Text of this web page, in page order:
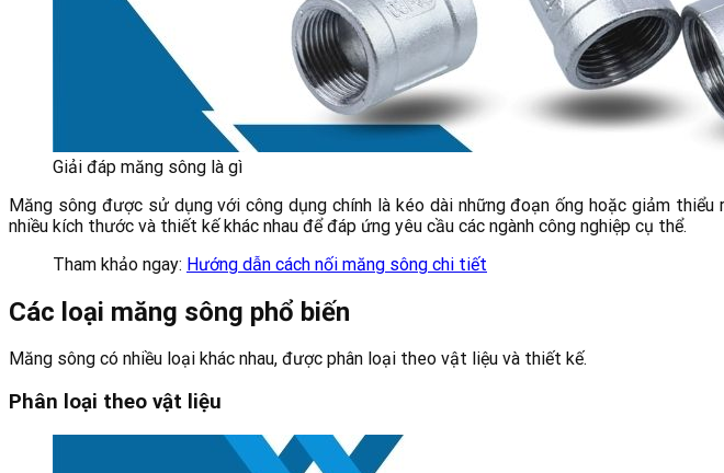
Giải đáp măng sông là gì
Măng sông được sử dụng với công dụng chính là kéo dài những đoạn ống hoặc giảm
nhiều kích thước và thiết kế khác nhau để đáp ứng yêu cầu các ngành công nghiệp cụ thể.
Tham khảo ngay: Hướng dẫn cách nối măng sông chi tiết
Các loại măng sông phổ biến
Măng sông có nhiều loại khác nhau, được phân loại theo vật liệu và thiết kế.
Phân loại theo vật liệu